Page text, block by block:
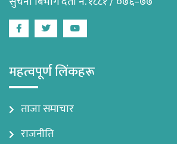
FacebookTwitterYoutube
महत्वपूर्ण लिंकहरू
ताजा समाचार
राजनीति